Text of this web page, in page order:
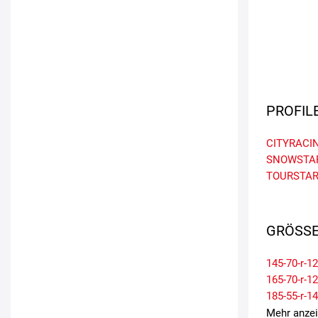
TOURSTAR
145-70-r-12
165-70-r-12
185-55-r-14
195-45-r-17
Mehr